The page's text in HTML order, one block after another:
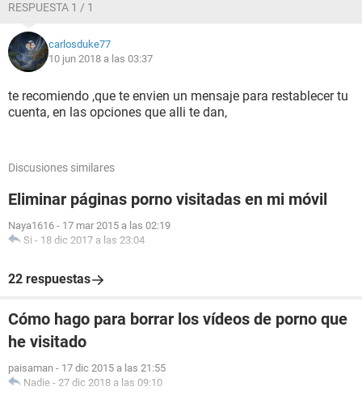
RESPUESTA 1 / 1
carlosduke77
10 jun 2018 a las 03:37
te recomiendo ,que te envien un mensaje para restablecer tu
cuenta, en las opciones que alli te dan,
Discusiones similares
Eliminar páginas porno visitadas en mi móvil
Naya1616 - 17 mar 2015 a las 02:19
Si - 18 dic 2017 a las 23:04
22 respuestas
Cómo hago para borrar los vídeos de porno que
he visitado
paisaman - 17 dic 2015 a las 21:55
Nadie - 27 dic 2018 a las 09:10